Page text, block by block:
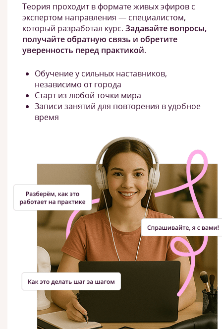
Теория проходит в формате живых эфиров с
экспертом направления — специалистом,
который разработал курс. Задавайте вопросы,
получайте обратную связь и обретите
уверенность перед практикой.
Обучение у сильных наставников,
независимо от города
Старт из любой точки мира
Записи занятий для повторения в удобное
время